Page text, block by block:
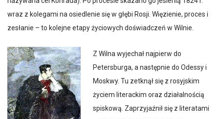
wraz z kolegami na osiedlenie się w głębi Rosji. Więzienie, proces i
zesłanie – to kolejne etapy życiowych doświadczeń w Wilnie.
Z Wilna wyjechał najpierw do
Petersburga, a następnie do Odessy i
Moskwy. Tu zetknął się z rosyjskim
życiem literackim oraz działalnością
spiskową. Zaprzyjaźnił się z literatami